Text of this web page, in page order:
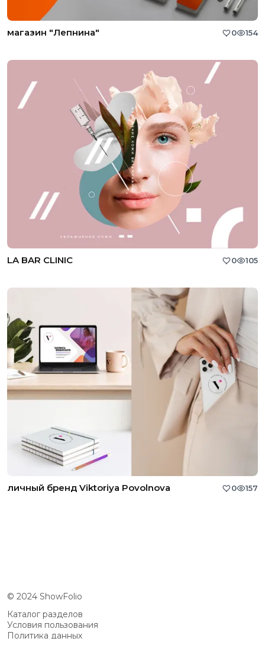
магазин "Лепнина" 0 154
LA BAR CLINIC 0 105
личный бренд Viktoriya Povolnova 0 157
© 2024 ShowFolio
Каталог разделов
Условия пользования
Политика данных